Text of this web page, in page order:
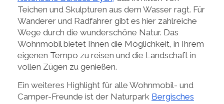
Teichen und Skulpturen aus dem Wasser ragt. Für
Wanderer und Radfahrer gibt es hier zahlreiche
Wege durch die wunderschöne Natur. Das
Wohnmobil bietet Ihnen die Möglichkeit, in Ihrem
eigenen Tempo zu reisen und die Landschaft in
vollen Zügen zu genießen.
Ein weiteres Highlight für alle Wohnmobil- und
Camper-Freunde ist der Naturpark Bergisches